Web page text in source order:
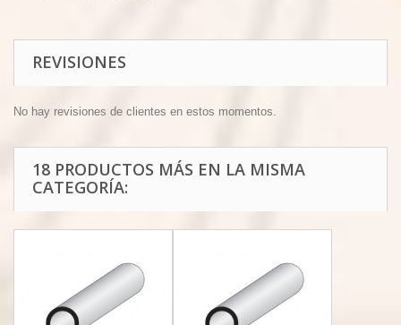
REVISIONES
No hay revisiones de clientes en estos momentos.
18 PRODUCTOS MÁS EN LA MISMA
CATEGORÍA: